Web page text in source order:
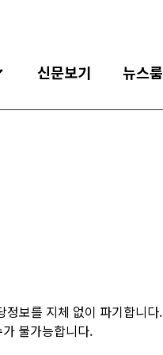
신문보기 뉴스룸
정보를 지체 없이 파기합니다.
불가능합니다.